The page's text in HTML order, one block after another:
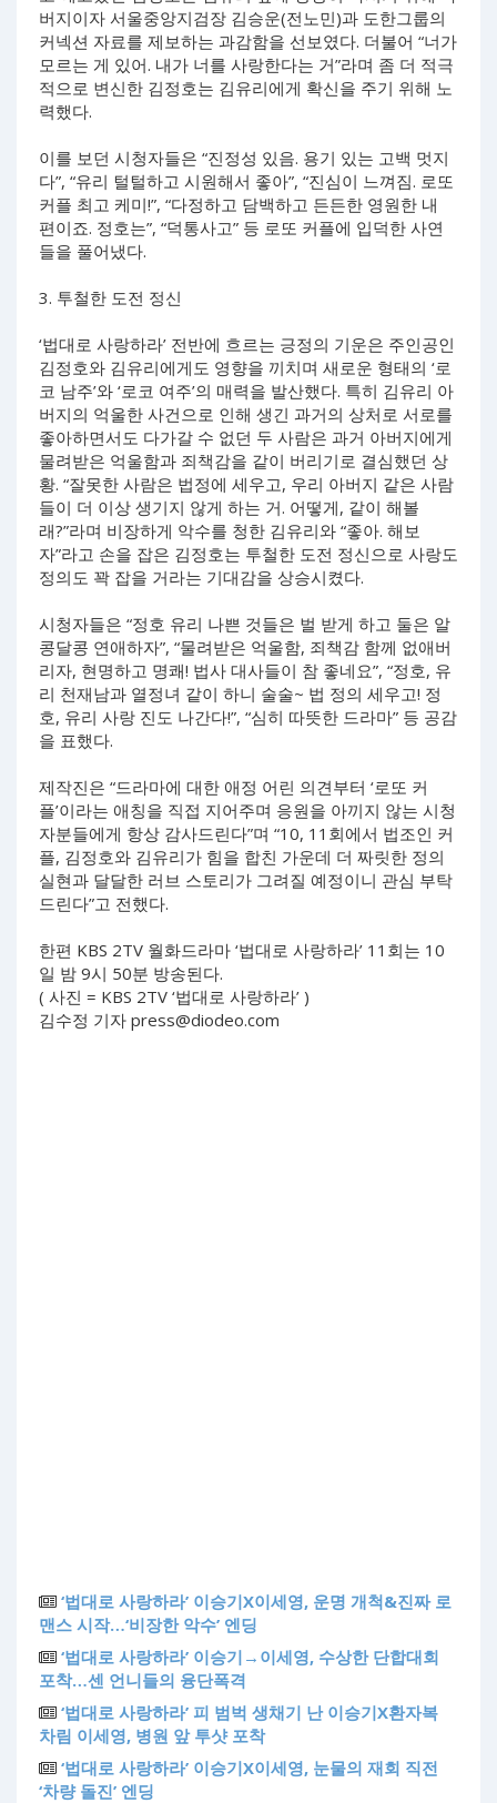
버지이자 서울중앙지검장 김승운(전노민)과 도한그룹의
커넥션 자료를 제보하는 과감함을 선보였다. 더불어 “너가
모르는 게 있어. 내가 너를 사랑한다는 거”라며 좀 더 적극
적으로 변신한 김정호는 김유리에게 확신을 주기 위해 노
력했다.
이를 보던 시청자들은 “진정성 있음. 용기 있는 고백 멋지
다”, “유리 털털하고 시원해서 좋아”, “진심이 느껴짐. 로또
커플 최고 케미!”, “다정하고 담백하고 든든한 영원한 내
편이죠. 정호는”, “덕통사고” 등 로또 커플에 입덕한 사연
들을 풀어냈다.
3. 투철한 도전 정신
‘법대로 사랑하라’ 전반에 흐르는 긍정의 기운은 주인공인
김정호와 김유리에게도 영향을 끼치며 새로운 형태의 ‘로
코 남주’와 ‘로코 여주’의 매력을 발산했다. 특히 김유리 아
버지의 억울한 사건으로 인해 생긴 과거의 상처로 서로를
좋아하면서도 다가갈 수 없던 두 사람은 과거 아버지에게
물려받은 억울함과 죄책감을 같이 버리기로 결심했던 상
황. “잘못한 사람은 법정에 세우고, 우리 아버지 같은 사람
들이 더 이상 생기지 않게 하는 거. 어떻게, 같이 해볼
래?”라며 비장하게 악수를 청한 김유리와 “좋아. 해보
자”라고 손을 잡은 김정호는 투철한 도전 정신으로 사랑도
정의도 꽉 잡을 거라는 기대감을 상승시켰다.
시청자들은 “정호 유리 나쁜 것들은 벌 받게 하고 둘은 알
콩달콩 연애하자”, “물려받은 억울함, 죄책감 함께 없애버
리자, 현명하고 명쾌! 법사 대사들이 참 좋네요”, “정호, 유
리 천재남과 열정녀 같이 하니 술술~ 법 정의 세우고! 정
호, 유리 사랑 진도 나간다!”, “심히 따뜻한 드라마” 등 공감
을 표했다.
제작진은 “드라마에 대한 애정 어린 의견부터 ‘로또 커
플’이라는 애칭을 직접 지어주며 응원을 아끼지 않는 시청
자분들에게 항상 감사드린다”며 “10, 11회에서 법조인 커
플, 김정호와 김유리가 힘을 합친 가운데 더 짜릿한 정의
실현과 달달한 러브 스토리가 그려질 예정이니 관심 부탁
드린다”고 전했다.
한편 KBS 2TV 월화드라마 ‘법대로 사랑하라’ 11회는 10
일 밤 9시 50분 방송된다.
( 사진 = KBS 2TV ‘법대로 사랑하라’ )
김수정 기자 press@diodeo.com
‘법대로 사랑하라’ 이승기X이세영, 운명 개척&진짜 로
맨스 시작…‘비장한 악수’ 엔딩
‘법대로 사랑하라’ 이승기→이세영, 수상한 단합대회
포착…센 언니들의 융단폭격
‘법대로 사랑하라’ 피 범벅 생채기 난 이승기X환자복
차림 이세영, 병원 앞 투샷 포착
‘법대로 사랑하라’ 이승기X이세영, 눈물의 재회 직전
‘차량 돌진’ 엔딩